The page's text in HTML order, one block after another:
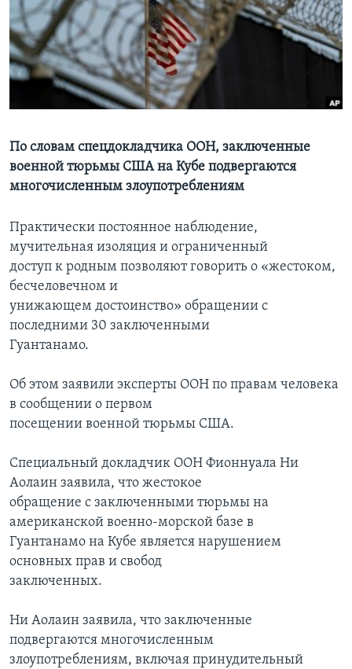
Learning English
СОЦИАЛЬНЫЕ СЕТИ
Языки
По словам спецдокладчика ООН, заключенные
военной тюрьмы США на Кубе подвергаются
многочисленным злоупотреблениям
Практически постоянное наблюдение,
мучительная изоляция и ограниченный
доступ к родным позволяют говорить о «жестоком,
бесчеловечном и
унижающем достоинство» обращении с
последними 30 заключенными
Гуантанамо.
Об этом заявили эксперты ООН по правам человека
в сообщении о первом
посещении военной тюрьмы США.
Специальный докладчик ООН Фионнуала Ни
Аолаин заявила, что жестокое
обращение с заключенными тюрьмы на
американской военно-морской базе в
Гуантанамо на Кубе является нарушением
основных прав и свобод
заключенных.
Ни Аолаин заявила, что заключенные
подвергаются многочисленным
злоупотреблениям, включая принудительный